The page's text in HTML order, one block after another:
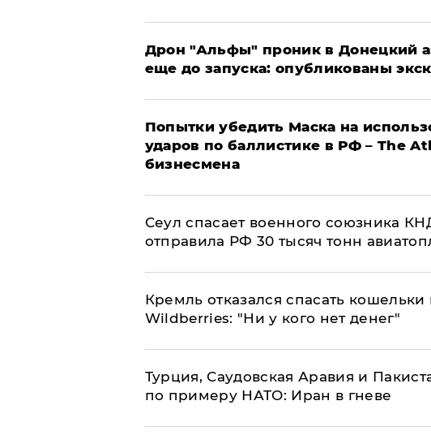
Дрон "Альфы" проник в Донецкий
еще до запуска: опубликованы
Попытки убедить Маска на
ударов по баллистике в РФ – The
бизнесмена
​Сеул спасает военного союзника
отправила РФ 30 тысяч тонн
Кремль отказался спасать
Wildberries: "Ни у кого нет денег"
Турция, Саудовская Аравия и
по примеру НАТО: Иран в гневе